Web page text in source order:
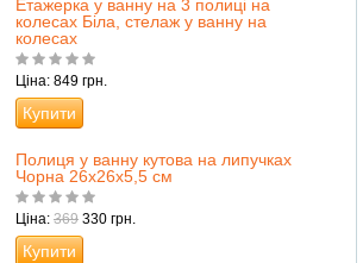
Етажерка у ванну на 3 полиці на
колесах Біла, стелаж у ванну на
колесах
Ціна: 849 грн.
Купити
Полиця у ванну кутова на липучках
Чорна 26х26х5,5 см
Ціна: 369 330 грн.
Купити